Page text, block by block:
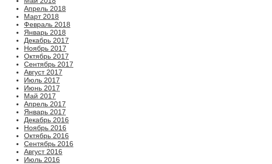
Апрель 2018
Март 2018
Февраль 2018
Январь 2018
Декабрь 2017
Ноябрь 2017
Октябрь 2017
Сентябрь 2017
Август 2017
Июль 2017
Июнь 2017
Май 2017
Апрель 2017
Январь 2017
Декабрь 2016
Ноябрь 2016
Октябрь 2016
Сентябрь 2016
Август 2016
Июль 2016